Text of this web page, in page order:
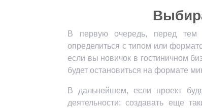
В первую очередь, перед тем
определиться с типом или
если вы новичок в гостиничном
будет остановиться на формате
В дальнейшем, если проект
деятельности: создавать еще